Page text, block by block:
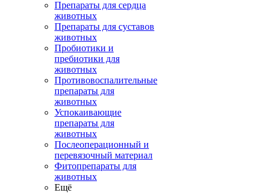
Препараты для сердца
животных
Препараты для суставов
животных
Пробиотики и
пребиотики для
животных
Противовоспалительные
препараты для
животных
Успокаивающие
препараты для
животных
Послеоперационный и
перевязочный материал
Фитопрепараты для
животных
Ещё